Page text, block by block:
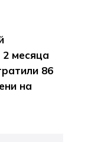
месяца
86
на